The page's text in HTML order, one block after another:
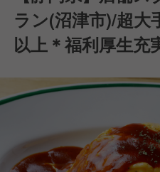
ラン(沼津市)/超大
以上＊福利厚生充